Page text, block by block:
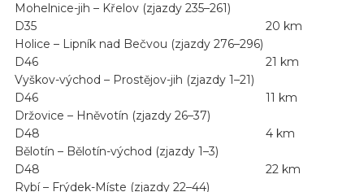
Mohelnice-jih – Křelov (zjazdy 235–261)
D35
Holice – Lipník nad Bečvou (zjazdy 276–296)
20 km
D46
Vyškov-východ – Prostějov-jih (zjazdy 1–21)
21 km
D46
Držovice – Hněvotín (zjazdy 26–37)
11 km
D48
Bělotín – Bělotín-východ (zjazdy 1–3)
4 km
D48
Rybí – Frýdek-Míste (zjazdy 22–44)
22 km